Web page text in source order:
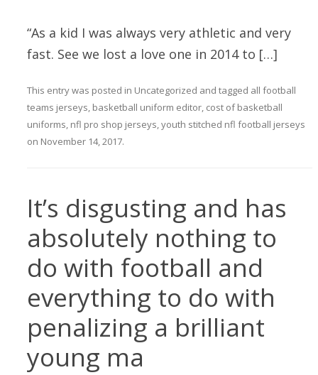
“As a kid I was always very athletic and very
fast. See we lost a love one in 2014 to […]
This entry was posted in Uncategorized and tagged all football
teams jerseys, basketball uniform editor, cost of basketball
uniforms, nfl pro shop jerseys,youth stitched nfl football jerseys
on November 14, 2017.
It’s disgusting and has
absolutely nothing to
do with football and
everything to do with
penalizing a brilliant
young ma